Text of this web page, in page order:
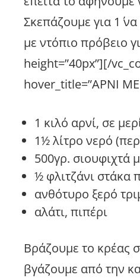
Σκεπάζουμε για 1΄
με ντόπιο πρόβειο
height=”40px”][/
hover_title=”ΑΡΝΙ
1 κιλό αρνί, σε
1½ λίτρο νερό
500γρ. σιουφιχτά
½ φλιτζάνι στάκα
ανθότυρο ξερό
αλάτι, πιπέρι
Βράζουμε το κρέας
βγάζουμε από την